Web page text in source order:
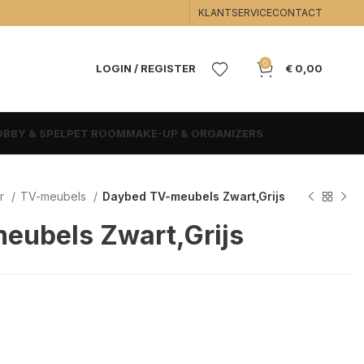
KLANTSERVICECONTACT
LOGIN / REGISTER 0 € 0,00
& SPEL PET ROOMMAKE-UP & ORGANIZERS
TV-meubels Daybed TV-meubels Zwart,Grijs
Zwart,Grijs